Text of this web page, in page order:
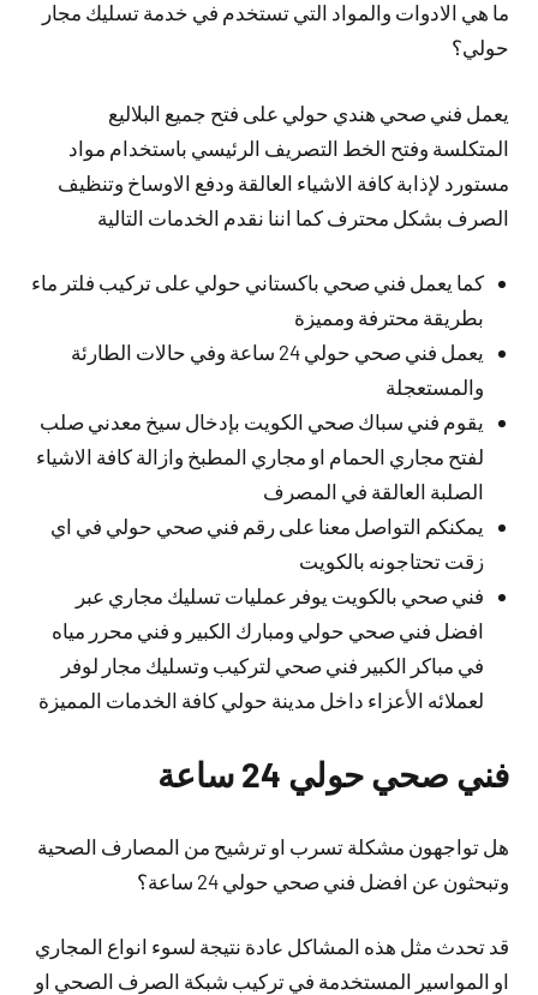
ما هي الادوات والمواد التي تستخدم في خدمة تسليك مجار
حولي؟
يعمل فني صحي هندي حولي على فتح جميع البلاليع
المتكلسة وفتح الخط التصريف الرئيسي باستخدام مواد
مستورد لإذابة كافة الاشياء العالقة ودفع الاوساخ وتنظيف
الصرف بشكل محترف كما اننا نقدم الخدمات التالية
كما يعمل فني صحي باكستاني حولي على تركيب فلتر ماء
بطريقة محترفة ومميزة
يعمل فني صحي حولي 24 ساعة وفي حالات الطارئة
والمستعجلة
يقوم فني سباك صحي الكويت بإدخال سيخ معدني صلب
لفتح مجاري الحمام او مجاري المطبخ وازالة كافة الاشياء
الصلبة العالقة في المصرف
يمكنكم التواصل معنا على رقم فني صحي حولي في اي
زقت تحتاجونه بالكويت
فني صحي بالكويت يوفر عمليات تسليك مجاري عبر
افضل فني صحي حولي ومبارك الكبير و فني محرر مياه
في مباكر الكبير فني صحي لتركيب وتسليك مجار لوفر
لعملائه الأعزاء داخل مدينة حولي كافة الخدمات المميزة
فني صحي حولي 24 ساعة
هل تواجهون مشكلة تسرب او ترشيح من المصارف الصحية
وتبحثون عن افضل فني صحي حولي 24 ساعة؟
قد تحدث مثل هذه المشاكل عادة نتيجة لسوء انواع المجاري
او المواسير المستخدمة في تركيب شبكة الصرف الصحي او